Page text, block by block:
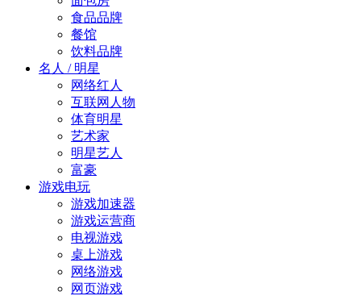
食品品牌
餐馆
饮料品牌
名人 / 明星
网络红人
互联网人物
体育明星
艺术家
明星艺人
富豪
游戏电玩
游戏加速器
游戏运营商
电视游戏
桌上游戏
网络游戏
网页游戏